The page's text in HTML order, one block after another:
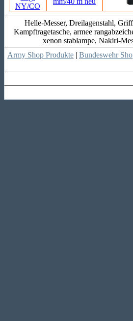
Helle-Messer, Dreilagenstahl,
Kampftragetasche, armee
xenon stablampe, Nakiri-
Army Shop Produkte | Bundeswehr